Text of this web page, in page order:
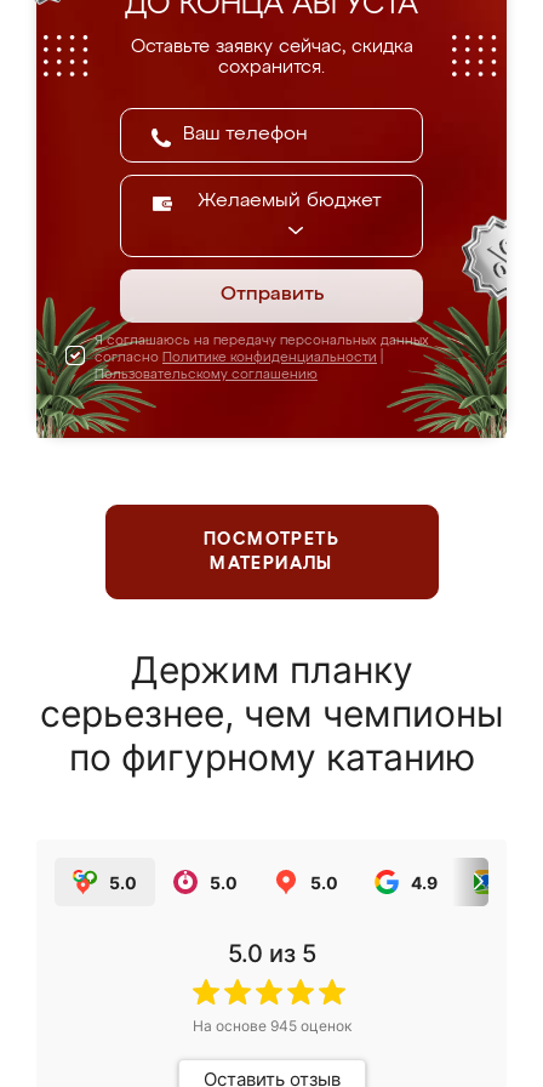
Оставьте заявку сейчас, скидка
сохранится.
Желаемый бюджет
Отправить
Я соглашаюсь на передачу персональных данных
согласно Политике конфиденциальности
Пользовательскому соглашению
ПОСМОТРЕТЬ
МАТЕРИАЛЫ
Держим планку
серьезнее, чем чемпионы
по фигурному катанию
5.0 5.0 5.0 4.9
5.0 из 5
На основе 945оценок
Оставить отзыв